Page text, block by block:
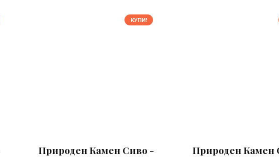
КУПИ!
Природен Камен Сиво -
Природен Камен